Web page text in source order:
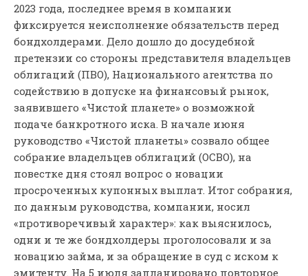
2023 года, последнее время в компании
фиксируется неисполнение обязательств перед
бондхолдерами. Дело дошло до досудебной
претензии со стороны представителя владельцев
облигаций (ПВО), Национального агентства по
содействию в допуске на финансовый рынок,
заявившего «Чистой планете» о возможной
подаче банкротного иска. В начале июня
руководство «Чистой планеты» созвало общее
собрание владельцев облигаций (ОСВО), на
повестке дня стоял вопрос о новации
просроченных купонных выплат. Итог собрания,
по данным руководства, компании, носил
«противоречивый характер»: как выяснилось,
одни и те же бондхолдеры проголосовали и за
новацию займа, и за обращение в суд с иском к
эмитенту. На 5 июля запланировано повторное